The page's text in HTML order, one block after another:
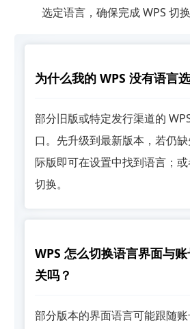
选定语言，确保完成 WPS 切
为什么我的 WPS 没有语言
部分旧版或特定发行渠道的
口。先升级到最新版本，若仍
际版即可在设置中找到语言；
切换。
WPS 怎么切换语言界面与
关吗？
部分版本的界面语言可能跟随